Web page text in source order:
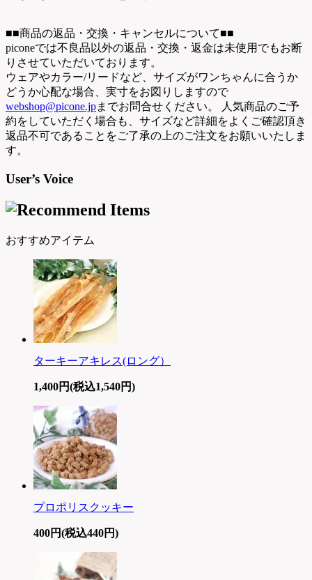
■■商品の返品・交換・キャンセルについて■■
piconeでは不良品以外の返品・交換・返金は未使用でもお断
りさせていただいております。
ウェアやカラー/リードなど、サイズがワンちゃんに合うか
どうか心配な場合、実寸をお図りしますので
webshop@picone.jpまでお問合せください。 人気商品のご予
約をしていただく場合も、サイズなど詳細をよくご確認頂き
返品不可であることをご了承の上のご注文をお願いいたしま
す。
User’s Voice
おすすめアイテム
ターキーアキレス(ロング）
1,400円(税込1,540円)
プロポリスクッキー
400円(税込440円)